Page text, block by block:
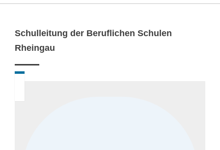
Schulleitung der Beruflichen Schulen
Rheingau